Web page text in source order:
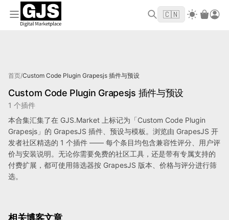
欢迎来到 GJS.MARKET！使用优惠码 WELCOME2026
首单立
🇨🇳
首页/Custom Code Plugin Grapesjs 插件与预设
Custom Code Plugin Grapesjs 插件与预设
1 个插件
本合集汇集了在 GJS.Market 上标记为「Custom Code Plugin
Grapesjs」的 GrapesJS 插件、预设与模板。浏览由 GrapesJS 开
发者社区精选的 1 个插件 —— 每个条目均包含兼容性评分、用户评
价与安装说明。无论你需要免费的社区工具，还是带有专属支持的
付费扩展，都可使用筛选器按 GrapesJS 版本、价格与评分进行筛
选。
相关博客文章